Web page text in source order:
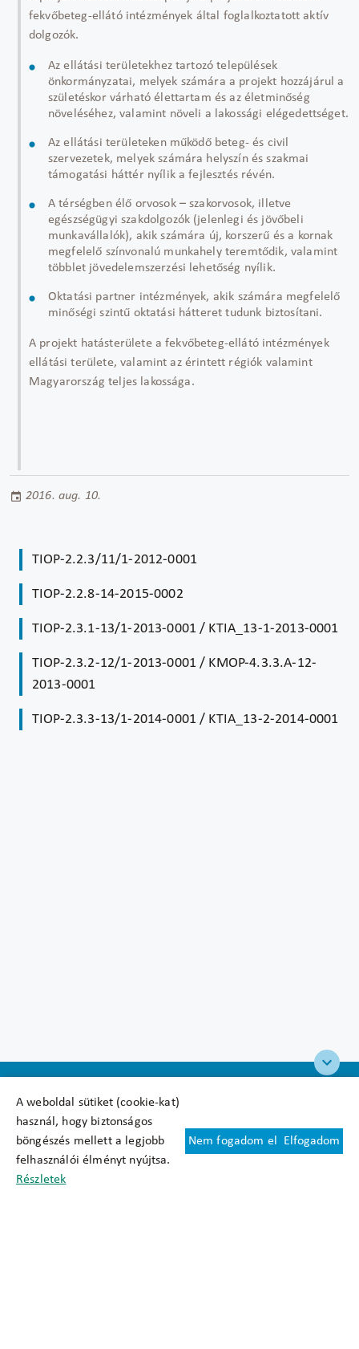
A weboldal sütiket (cookie-kat)
használ, hogy biztonságos
böngészés mellett a legjobb
felhasználói élményt nyújtsa.
Részletek
Nem fogadom el Elfogadom
fekvőbeteg-ellátó intézmények által foglalkoztatott aktív
dolgozók.
Az ellátási területekhez tartozó települések
önkormányzatai, melyek számára a projekt hozzájárul a
születéskor várható élettartam és az életminőség
növeléséhez, valamint növeli a lakossági elégedettséget.
Az ellátási területeken működő beteg- és civil
szervezetek, melyek számára helyszín és szakmai
támogatási háttér nyílik a fejlesztés révén.
A térségben élő orvosok – szakorvosok, illetve
egészségügyi szakdolgozók (jelenlegi és jövőbeli
munkavállalók), akik számára új, korszerű és a kornak
megfelelő színvonalú munkahely teremtődik, valamint
többlet jövedelemszerzési lehetőség nyílik.
Oktatási partner intézmények, akik számára megfelelő
minőségi szintű oktatási hátteret tudunk biztosítani.
A projekt hatásterülete a fekvőbeteg-ellátó intézmények
ellátási területe, valamint az érintett régiók valamint
Magyarország teljes lakossága.
2016. aug. 10.
TIOP-2.2.3/11/1-2012-0001
TIOP-2.2.8-14-2015-0002
TIOP-2.3.1-13/1-2013-0001 / KTIA_13-1-2013-0001
TIOP-2.3.2-12/1-2013-0001 / KMOP-4.3.3.A-12-
2013-0001
TIOP-2.3.3-13/1-2014-0001 / KTIA_13-2-2014-0001
Felhasználási feltételek